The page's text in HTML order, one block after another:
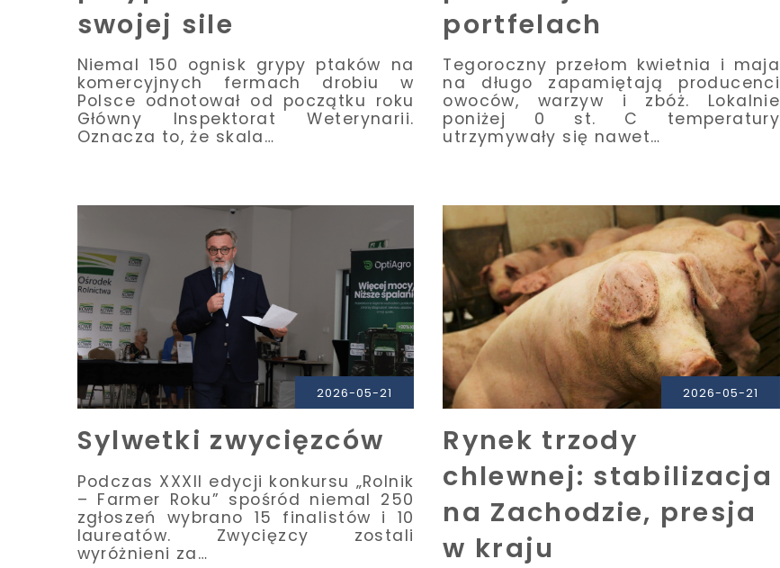
swojej sile
Niemal 150 ognisk grypy ptaków na
komercyjnych fermach drobiu w
Polsce odnotował od początku roku
Główny Inspektorat Weterynarii.
Oznacza to, że skala…
portfelach
Tegoroczny przełom kwietnia i maja
na długo zapamiętają producenci
owoców, warzyw i zbóż. Lokalnie
poniżej 0 st. C temperatury
utrzymywały się nawet…
2026-05-21
Sylwetki zwycięzców
Podczas XXXII edycji konkursu „Rolnik
– Farmer Roku” spośród niemal 250
zgłoszeń wybrano 15 finalistów i 10
laureatów. Zwycięzcy zostali
wyróżnieni za…
PRZECZYTAJ
2026-05-21
Rynek trzody
chlewnej: stabilizacja
na Zachodzie, presja
w kraju